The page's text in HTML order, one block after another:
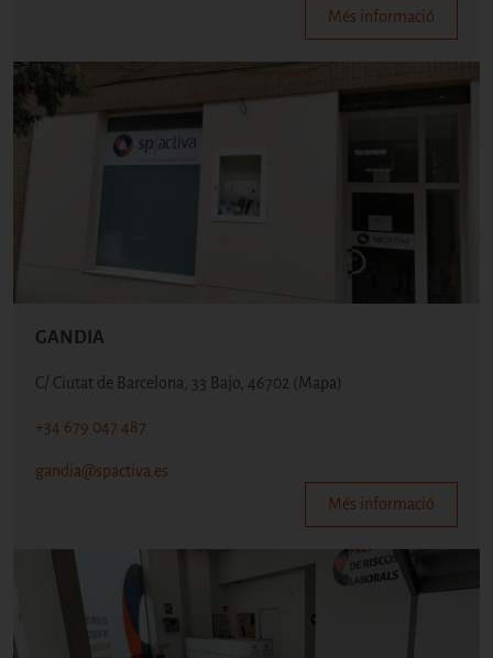
Més informació
GANDIA
C/ Ciutat de Barcelona, 33 Bajo, 46702 (Mapa)
+34 679 047 487
gandia@spactiva.es
Més informació